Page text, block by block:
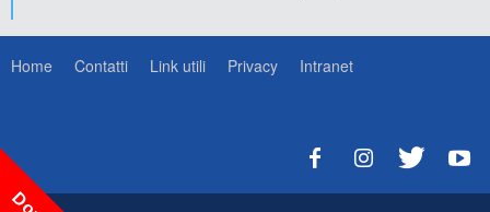
Home Contatti Link utili Privacy Intranet